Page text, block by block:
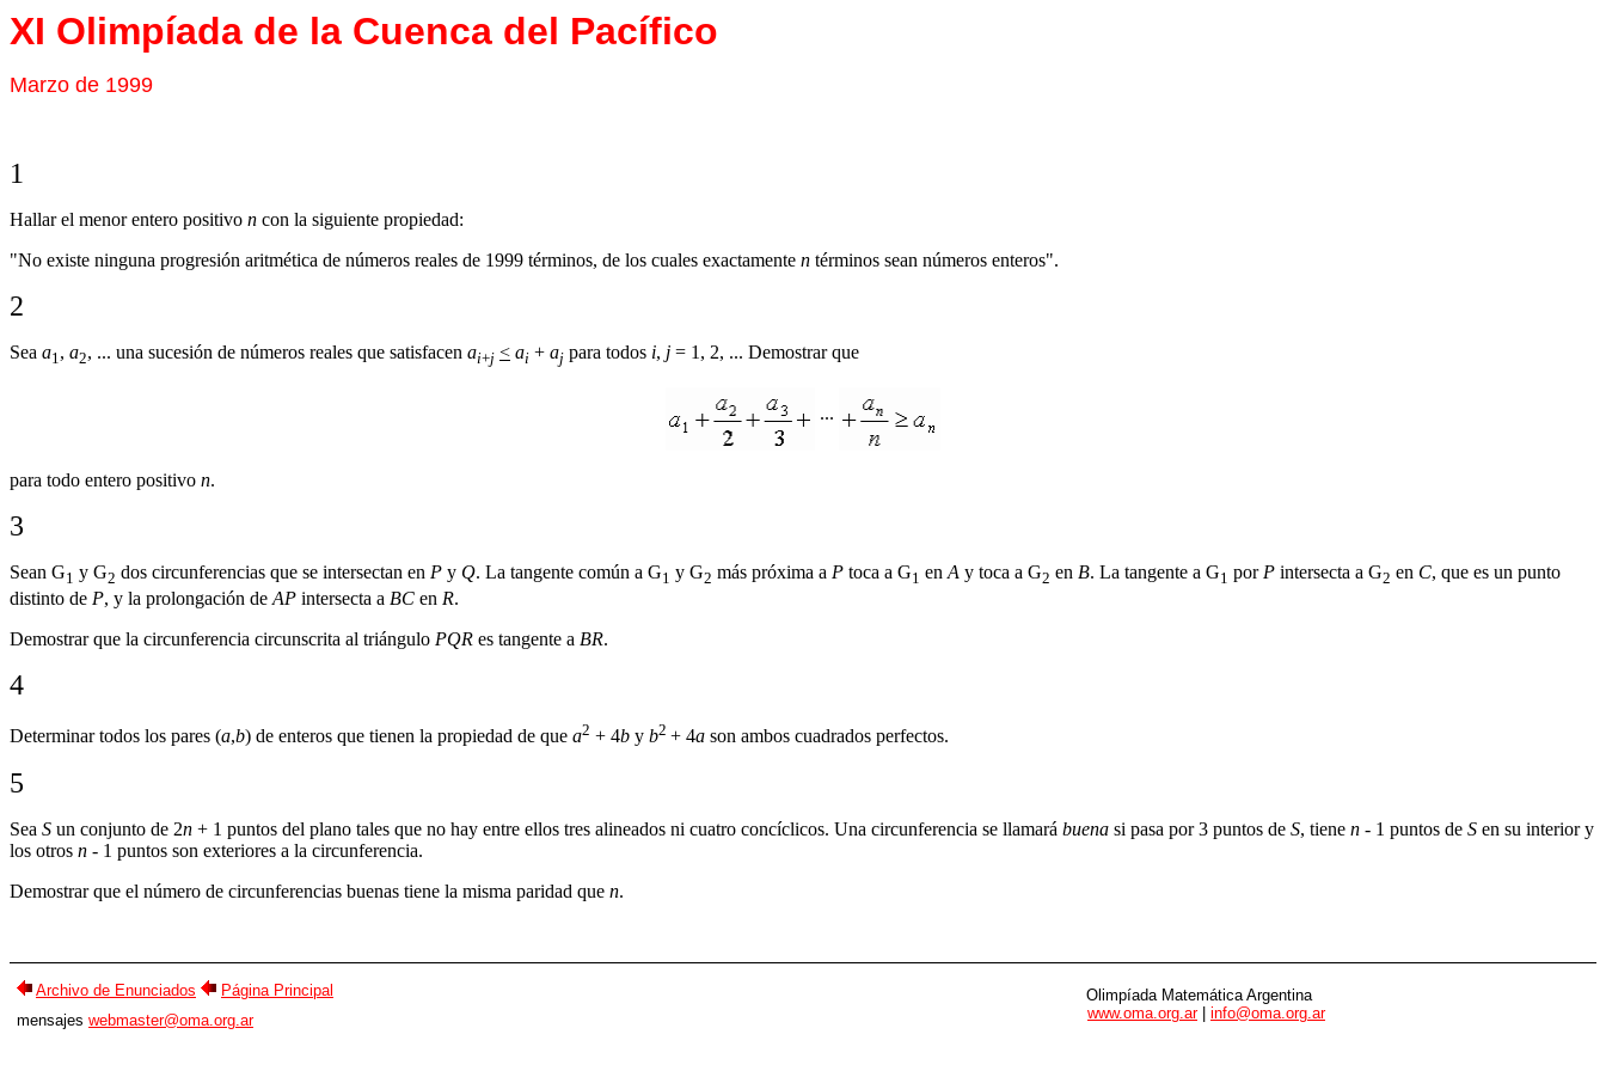
XI Olimpíada de la Cuenca del Pacífico
Marzo de 1999
1
Hallar el menor entero positivo n con la siguiente propiedad:
"No existe ninguna progresión aritmética de números reales de 1999 términos, de los cuales exactamente n términos sean números enteros".
2
Sea a1, a2, ... una sucesión de números reales que satisfacen ai+j < ai + aj para todos i, j = 1, 2, ... Demostrar que
...
para todo entero positivo n.
3
Sean G1 y G2 dos circunferencias que se intersectan en P y Q. La tangente común a G1 y G2 más próxima a P toca a G1 en A y toca a G2 en B. La tangente a G1 por P intersecta a G2 en C, que es un punto
distinto de P, y la prolongación de AP intersecta a BC en R.
Demostrar que la circunferencia circunscrita al triángulo PQR es tangente a BR.
4
Determinar todos los pares (a,b) de enteros que tienen la propiedad de que a2 + 4b y b2 + 4a son ambos cuadrados perfectos.
5
Sea S un conjunto de 2n + 1 puntos del plano tales que no hay entre ellos tres alineados ni cuatro concíclicos. Una circunferencia se llamará buena si pasa por 3 puntos de S, tiene n - 1 puntos de S en su interior y
los otros n - 1 puntos son exteriores a la circunferencia.
Demostrar que el número de circunferencias buenas tiene la misma paridad que n.
Archivo de Enunciados Página Principal
Olimpíada Matemática Argentina
www.oma.org.ar| info@oma.org.ar
mensajes webmaster@oma.org.ar